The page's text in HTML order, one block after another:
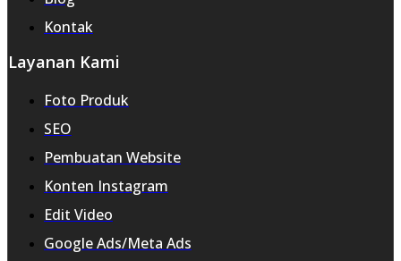
Kontak
Layanan Kami
Foto Produk
SEO
Pembuatan Website
Konten Instagram
Edit Video
Google Ads/Meta Ads